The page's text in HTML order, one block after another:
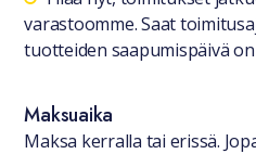
varastoomme. Saat
tuotteiden saapumispäivä
Maksuaika
Maksa kerralla tai erissä.